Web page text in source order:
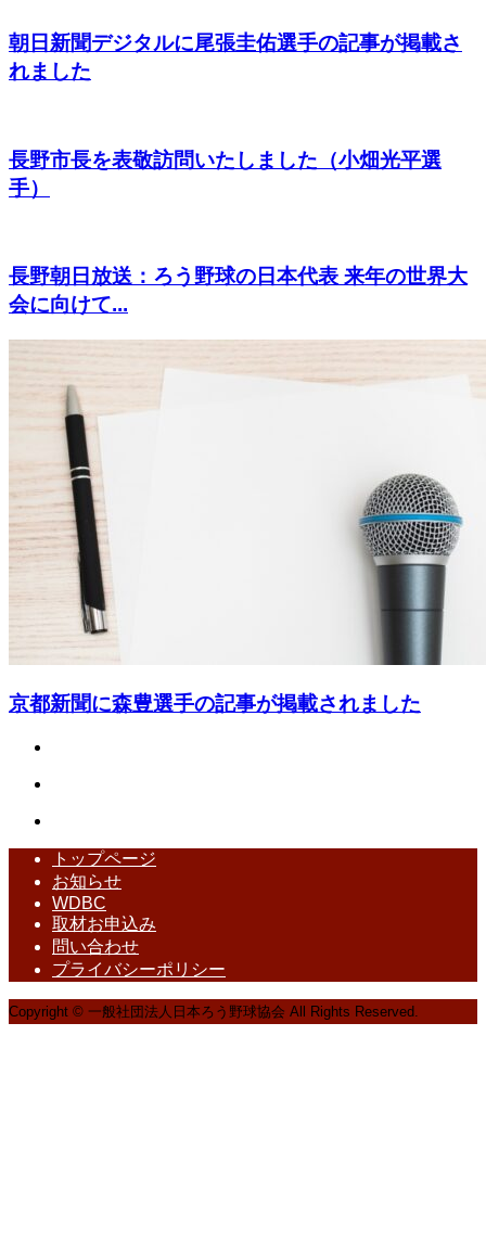
朝日新聞デジタルに尾張圭佑選手の記事が掲載さ
れました
長野市長を表敬訪問いたしました（小畑光平選
手）
長野朝日放送：ろう野球の日本代表 来年の世界大
会に向けて...
京都新聞に森豊選手の記事が掲載されました
トップページ
お知らせ
WDBC
取材お申込み
問い合わせ
プライバシーポリシー
Copyright © 一般社団法人日本ろう野球協会 All Rights Reserved.